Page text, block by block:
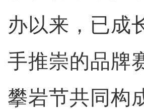
办以来，已成
手推崇的品牌
攀岩节共同构